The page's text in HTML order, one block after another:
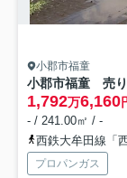
小郡市福童
小郡市福童 売り
1,792万6,160
- / 241.00㎡ / -
西鉄大牟田線「
プロパンガス